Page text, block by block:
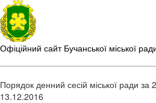
Офіційний сайт Бучанської міської
Порядок денний сесій міської ради за
13.12.2016